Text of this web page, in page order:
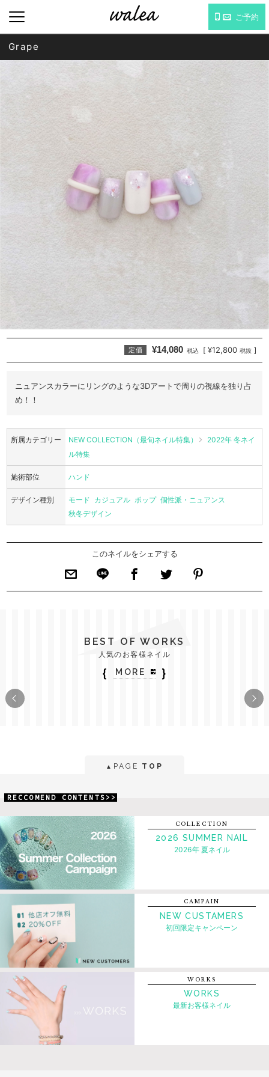
ご予約
Grape
定価 ¥14,080 税込 [ ¥12,800 税抜 ]
ニュアンスカラーにリングのような3Dアートで周りの視線を独り占
め！！
所属カテゴリー NEW COLLECTION（最旬ネイル特集）
2022年 冬ネイ
ル特集
施術部位 ハンド
デザイン種別 モード カジュアル ポップ 個性派・ニュアンス
秋冬デザイン
このネイルをシェアする
BEST OF WORKS
人気のお客様ネイル
｛ MORE ｝
▲ PAGE TOP
RECCOMEND CONTENTS>>
COLLECTION
2026 SUMMER NAIL
2026年 夏ネイル
CAMPAIN
NEW CUSTAMERS
初回限定キャンペーン
WORKS
WORKS
最新お客様ネイル